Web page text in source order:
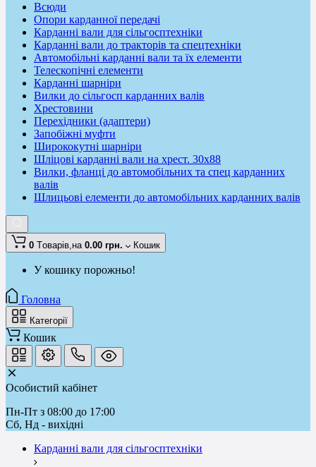
Всюди
Опори карданної передачі
Карданні вали для сільгосптехніки
Карданні вали до тракторів та спецтехніки
Автомобільні карданні вали та їх елементи
Телескопічні елементи
Карданні шарніри
Вилки до сільгосп карданних валів
Хрестовини
Перехідники (адаптери)
Запобіжні муфти
Ширококутні шарніри
Шліцові карданні вали на хрест. 30x88
Вилки, фланці до автомобільних та спец карданних
валів
Шлицьові елементи до автомобільних карданних валів
0 Tоварів,на 0.00 грн. Кошик
У кошику порожньо!
Головна
Категорії
Кошик
Особистий кабінет
Пн-Пт з 08:00 до 17:00
Сб, Нд - вихідні
Карданні вали для сільгосптехніки